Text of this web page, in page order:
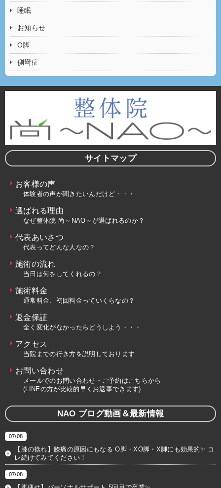
睡眠
お知らせ
O脚
側彎症
サイトマップ
お客様の声
体験者の声が聞きたいんだけど・・・
選ばれる理由
なぜ整体院 尚～NAO～が選ばれるのか？
代表あいさつ
代表ってどんな人なの？
施術の流れ
当日は何をしてくれるの？
施術料金
通常料金、初回料金っていくらなの？
返金保証
全く変化がなかったらどうしよう・・・
アクセス
当院までの行き方を説明しております
お問い合わせ
メールでのお問い合わせ・ご予約はこちらから
(LINEの方が比較的早くお返事できます)
NAO ブログ動画＆最新情報
07/08
【膝の捻れ】膝痛の原因にもなる O脚・XO脚・X脚にも効果的✨ コ
レ続けてみてください！
07/08